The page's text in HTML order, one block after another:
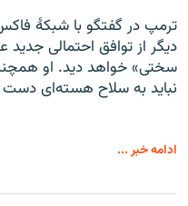
ترمپ در گفتگو با شبکهٔ
دیگر از توافق احتمالی
سختی» خواهد دید. او
نباید به سلاح هسته‌ای دست
ادامه خبر ...